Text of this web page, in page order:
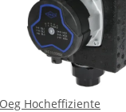
Oeg Hocheffiziente